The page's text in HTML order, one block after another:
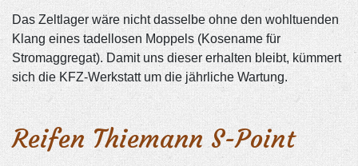
Das Zeltlager wäre nicht dasselbe ohne den wohltuenden
Klang eines tadellosen Moppels (Kosename für
Stromaggregat). Damit uns dieser erhalten bleibt, kümmert
sich die KFZ-Werkstatt um die jährliche Wartung.
Reifen Thiemann S-Point